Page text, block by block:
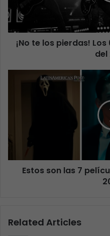
¡No te los pierdas!
del
Estos son las 7
Related Articles